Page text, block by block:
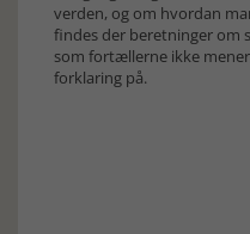
verden, og om hvordan
findes der beretninger om
som fortællerne ikke
forklaring på.